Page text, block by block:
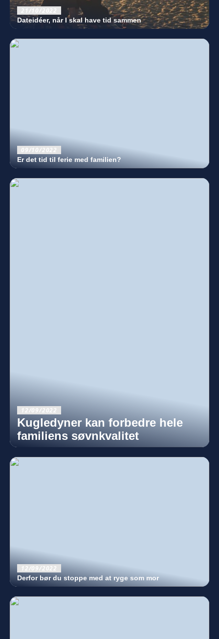
21/10/2022
Dateidéer, når I skal have tid sammen
09/10/2022
Er det tid til ferie med familien?
12/09/2022
Kugledyner kan forbedre hele
familiens søvnkvalitet
12/09/2022
Derfor bør du stoppe med at ryge som mor